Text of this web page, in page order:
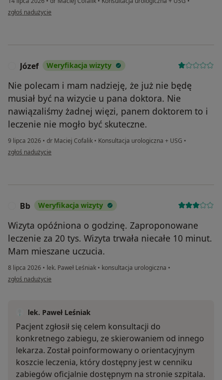
w opinii użytkownika Krzysztof
zgłoś nadużycie
Józef Weryfikacja wizyty
Nie polecam i mam nadzieję, że już nie będę
musiał być na wizycie u pana doktora. Nie
nawiązaliśmy żadnej więzi, panem doktorem to i
leczenie nie mogło być skuteczne.
9 lipca 2026 • dr Maciej Cofalik • Konsultacja urologiczna + USG •
w opinii użytkownika Józef
zgłoś nadużycie
Bb Weryfikacja wizyty
Wizyta opóźniona o godzinę. Zaproponowane
leczenie za 20 tys. Wizyta trwała niecałe 10 minut.
Mam mieszane uczucia.
8 lipca 2026 • lek. Paweł Leśniak • konsultacja urologiczna •
w opinii użytkownika Bb
zgłoś nadużycie
lek. Paweł Leśniak
Pacjent zgłosił się celem konsultacji do
konkretnego zabiegu, ze skierowaniem od innego
lekarza. Został poinformowany o orientacyjnym
koszcie leczenia, który dostępny jest w cenniku
zabiegów oficjalnie dostępnym na stronie szpitala.